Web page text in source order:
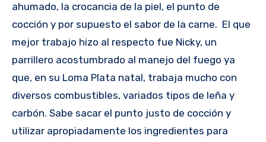
ahumado, la crocancia de la piel, el punto de
cocción y por supuesto el sabor de la carne. El que
mejor trabajo hizo al respecto fue Nicky, un
parrillero acostumbrado al manejo del fuego ya
que, en su Loma Plata natal, trabaja mucho con
diversos combustibles, variados tipos de leña y
carbón. Sabe sacar el punto justo de cocción y
utilizar apropiadamente los ingredientes para